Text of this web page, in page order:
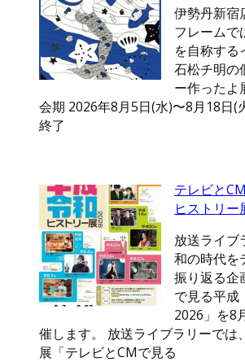
伊勢丹新宿
フレームで
を自称する
石松チ明の
ー作ったよ
会期 2026年8月5日(水)〜8月18日
終了
テレビと
ヒストリー
放送ライブ
和の時代を
振り返る企
で見る平成
2026」を8
催します。 放送ライブラリーでは
展「テレビとCMで見る